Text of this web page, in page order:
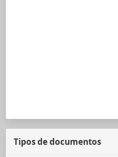
Tipos de documentos